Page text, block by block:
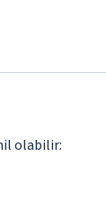
olabilir: